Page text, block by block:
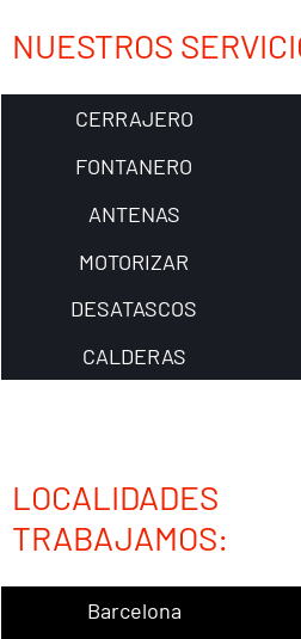
NUESTROS
CERRAJERO
FONTANERO
ANTENAS
MOTORIZAR
DESATASCOS
CALDERAS
TRABAJAMOS:
Barcelona